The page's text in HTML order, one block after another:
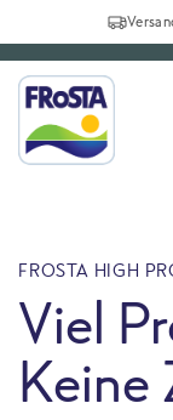
FROSTA HIGH
Viel
Keine